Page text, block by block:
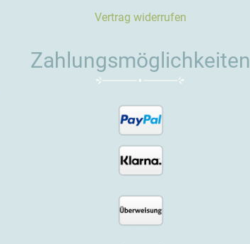
Vertrag widerrufen
Zahlungsmöglichkeiten